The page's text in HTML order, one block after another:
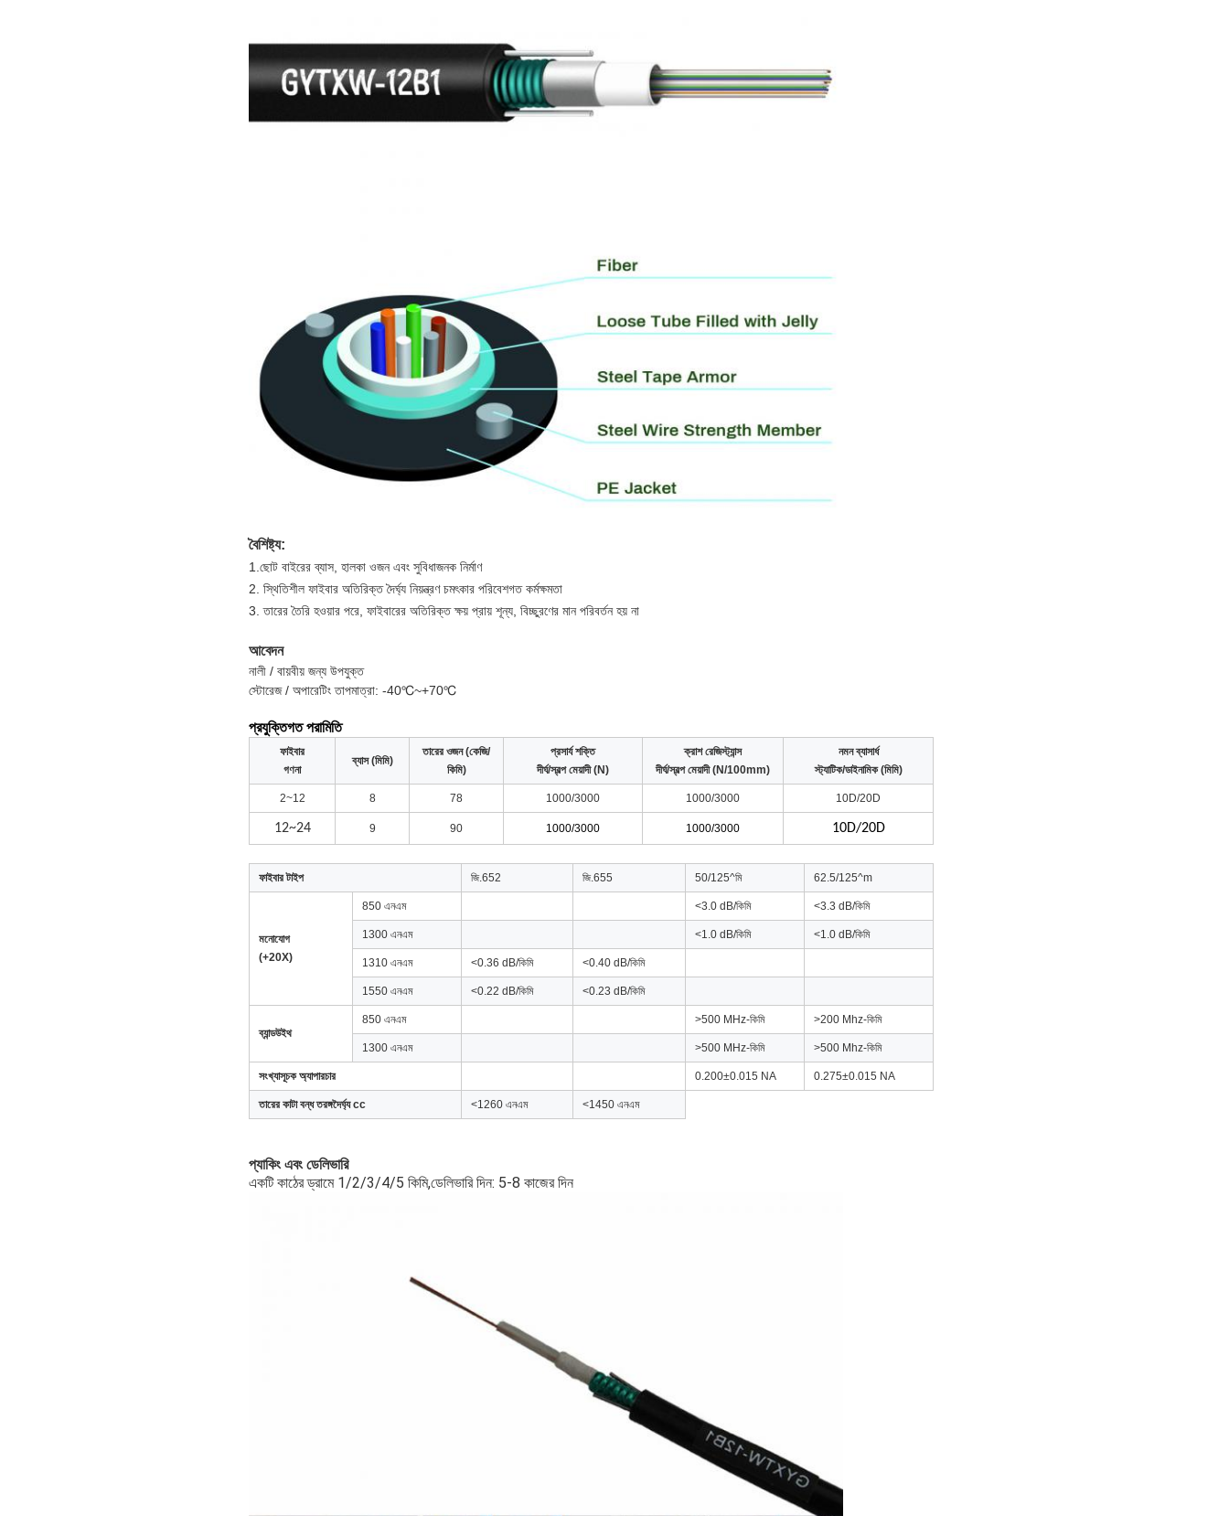
বৈশিষ্ট্য:
1.ছোট বাইরের ব্যাস, হালকা ওজন এবং সুবিধাজনক নির্মাণ
2. স্থিতিশীল ফাইবার অতিরিক্ত দৈর্ঘ্য নিয়ন্ত্রণ চমৎকার পরিবেশগত কর্মক্ষমতা
3. তারের তৈরি হওয়ার পরে, ফাইবারের অতিরিক্ত ক্ষয় প্রায় শূন্য, বিচ্ছুরণের মান পরিবর্তন হয় না
আবেদন
নালী / বায়বীয় জন্য উপযুক্ত
স্টোরেজ / অপারেটিং তাপমাত্রা: -40℃~+70℃
প্রযুক্তিগত পরামিতি
ফাইবার
গণনা
ব্যাস (মিমি)
তারের ওজন (কেজি/
কিমি)
প্রসার্য শক্তি
দীর্ঘ/স্বল্প মেয়াদী (N)
ক্রাশ রেজিস্ট্যান্স
দীর্ঘ/স্বল্প মেয়াদী (N/100mm)
নমন ব্যাসার্ধ
স্ট্যাটিক/ডাইনামিক (মিমি)
2~12 8 78 1000/3000 1000/3000 10D/20D
12~24 9 90 1000/3000 1000/3000 10D/20D
ফাইবার টাইপ জি.652 জি.655 50/125^মি 62.5/125^m
মনোযোগ
(+20X)
850 এনএম <3.0 dB/কিমি <3.3 dB/কিমি
1300 এনএম <1.0 dB/কিমি <1.0 dB/কিমি
1310 এনএম <0.36 dB/কিমি <0.40 dB/কিমি
1550 এনএম <0.22 dB/কিমি <0.23 dB/কিমি
ব্যান্ডউইথ
850 এনএম >500 MHz-কিমি >200 Mhz-কিমি
1300 এনএম >500 MHz-কিমি >500 Mhz-কিমি
সংখ্যাসূচক অ্যাপারচার 0.200±0.015 NA 0.275±0.015 NA
তারের কাটা বন্ধ তরঙ্গদৈর্ঘ্য cc <1260 এনএম <1450 এনএম
প্যাকিং এবং ডেলিভারি
একটি কাঠের ড্রামে 1/2/3/4/5 কিমি,ডেলিভারি দিন: 5-8 কাজের দিন